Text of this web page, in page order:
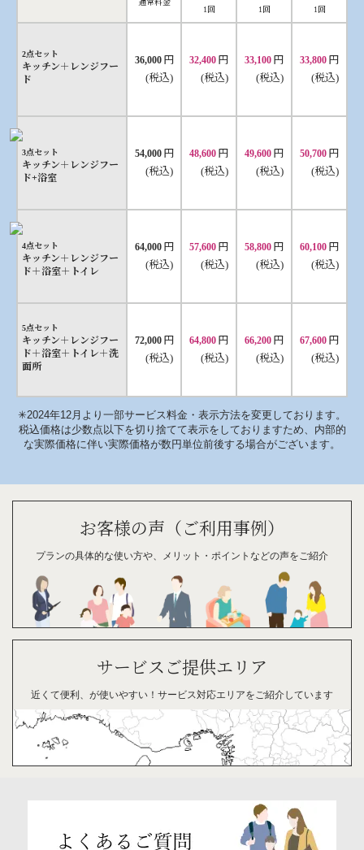
通常料金
1回
1回
1回
2点セット
キッチン＋レンジフー
ド
36,000 円
(税込)
32,400 円
(税込)
33,100 円
(税込)
33,800 円
(税込)
3点セット
キッチン＋レンジフー
ド+浴室
54,000 円
(税込)
48,600 円
(税込)
49,600 円
(税込)
50,700 円
(税込)
4点セット
キッチン＋レンジフー
ド＋浴室＋トイレ
64,000 円
(税込)
57,600 円
(税込)
58,800 円
(税込)
60,100 円
(税込)
5点セット
キッチン＋レンジフー
ド＋浴室＋トイレ＋洗
面所
72,000 円
(税込)
64,800 円
(税込)
66,200 円
(税込)
67,600 円
(税込)
✳︎2024年12月より一部サービス料金・表示方法を変更しております。
税込価格は少数点以下を切り捨てて表示をしておりますため、内部的
な実際価格に伴い実際価格が数円単位前後する場合がございます。
お客様の声（ご利用事例）
プランの具体的な使い方や、 メリット・ ポイントなどの声をご紹介
サービスご提供エリア
近くて便利、が使いやすい！ サービス対応エリアをご紹介しています